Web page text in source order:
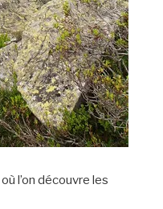
l’on découvre les